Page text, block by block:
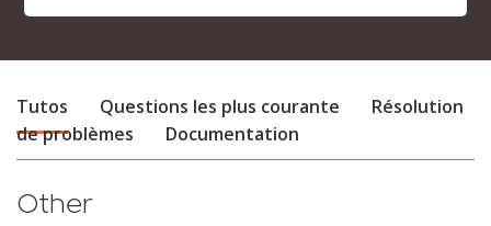
Tutos Questions les plus courante
Résolution
de problèmes
Documentation
Other